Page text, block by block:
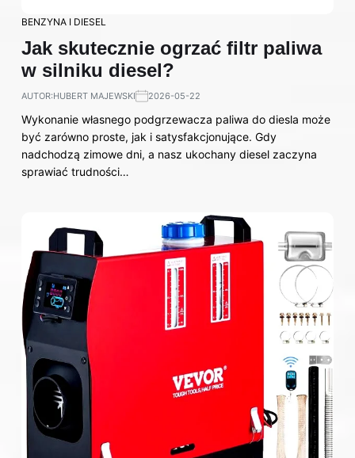
BENZYNA I DIESEL
Jak skutecznie ogrzać filtr paliwa
w silniku diesel?
AUTOR:HUBERT MAJEWSKI 2026-05-22
Wykonanie własnego podgrzewacza paliwa do diesla może
być zarówno proste, jak i satysfakcjonujące. Gdy
nadchodzą zimowe dni, a nasz ukochany diesel zaczyna
sprawiać trudności…